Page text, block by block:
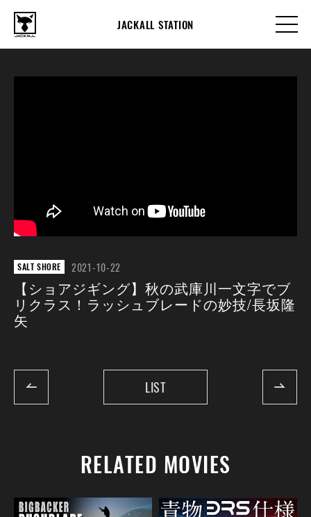
JACKALL STATION
SALT SHORE 2021-10-22
【ショアジギング】秋の武庫川一文字でブ
リクラス！ラッシュブレードの妙技/長坂隆
矢
LIST
RELATED MOVIES